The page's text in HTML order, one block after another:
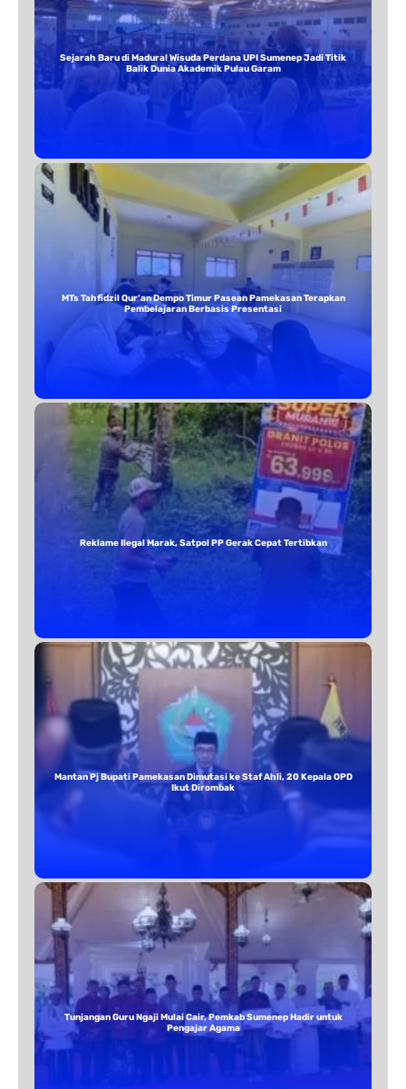
Sejarah Baru di Madura! Wisuda Perdana UPI Sumenep Jadi Titik
Balik Dunia Akademik Pulau Garam
MTs Tahfidzil Qur’an Dempo Timur Pasean Pamekasan Terapkan
Pembelajaran Berbasis Presentasi
Reklame Ilegal Marak, Satpol PP Gerak Cepat Tertibkan
Mantan Pj Bupati Pamekasan Dimutasi ke Staf Ahli, 20 Kepala OPD
Ikut Dirombak
Tunjangan Guru Ngaji Mulai Cair, Pemkab Sumenep Hadir untuk
Pengajar Agama